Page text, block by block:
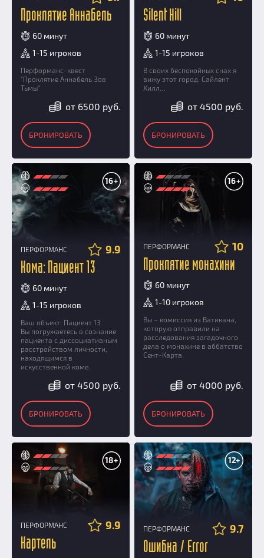
Проклятие Аннабель
60 минут
1-15 игроков
Перформанс-квест
"Проклятие Аннабель Зов
Тьмы"
от 6500 руб.
БРОНИРОВАТЬ
Silent Hill
60 минут
1-15 игроков
В своих беспокойных снах я
вижу этот город. Сайлент
Хилл…
от 4500 руб.
БРОНИРОВАТЬ
16+
ПЕРФОРМАНС 9.9
Кома: Пациент 13
60 минут
1-15 игроков
Ваш объект: Пациент 13
Вы погружаетесь в сознание
пациента с диссоциативным
расстройством личности,
находящимся в
искусственной коме.
от 4500 руб.
БРОНИРОВАТЬ
16+
ПЕРФОРМАНС 10
Проклятие монахини
60 минут
1-10 игроков
Вы – комиссия из Ватикана,
которую отправили на
расследования загадочного
дела о монахине в аббатство
Сент-Карта.
от 4000 руб.
БРОНИРОВАТЬ
18+
ПЕРФОРМАНС 9.9
Картель
12+
ПЕРФОРМАНС 9.7
Ошибка / Error